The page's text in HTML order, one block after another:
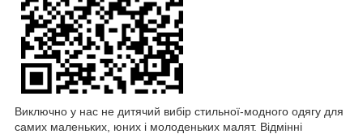
Виключно у нас не дитячий вибір стильної-модного одягу для
самих маленьких, юних і молоденьких малят. Відмінні